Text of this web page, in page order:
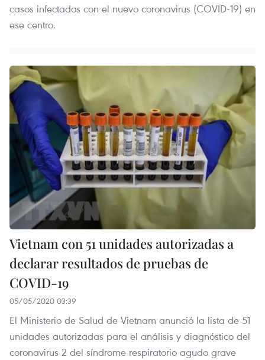
casos infectados con el nuevo coronavirus (COVID-19) en
ese centro.
Vietnam con 51 unidades autorizadas a
declarar resultados de pruebas de
COVID-19
05/05/2020 03:39
El Ministerio de Salud de Vietnam anunció la lista de 51
unidades autorizadas para el análisis y diagnóstico del
coronavirus 2 del síndrome respiratorio agudo grave